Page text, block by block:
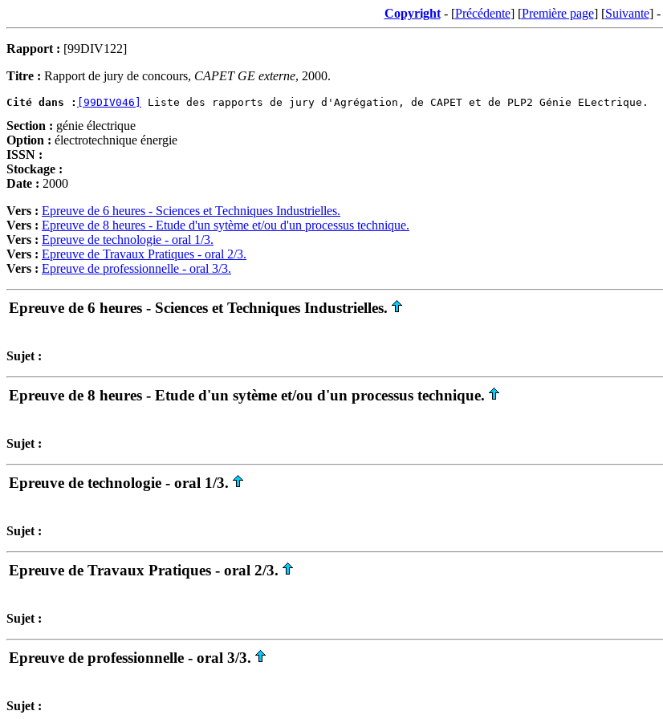
Copyright- [Précédente] [Première page] [Suivante] -
Rapport : [99DIV122]
Titre : Rapport de jury de concours, CAPET GE externe, 2000.
Cité dans : [99DIV046]
Section : génie électrique
Option : électrotechnique énergie
ISSN :
Stockage :
Date : 2000
Vers : Epreuve de 6 heures - Sciences et Techniques Industrielles.
Vers : Epreuve de 8 heures - Etude d'un sytème et/ou d'un processus technique.
Vers : Epreuve de technologie - oral 1/3.
Vers : Epreuve de Travaux Pratiques - oral 2/3.
Vers : Epreuve de professionnelle - oral 3/3.
Epreuve de 6 heures - Sciences et Techniques Industrielles.
Sujet :
Epreuve de 8 heures - Etude d'un sytème et/ou d'un processus technique.
Sujet :
Epreuve de technologie - oral 1/3.
Sujet :
Epreuve de Travaux Pratiques - oral 2/3.
Sujet :
Epreuve de professionnelle - oral 3/3.
Sujet :